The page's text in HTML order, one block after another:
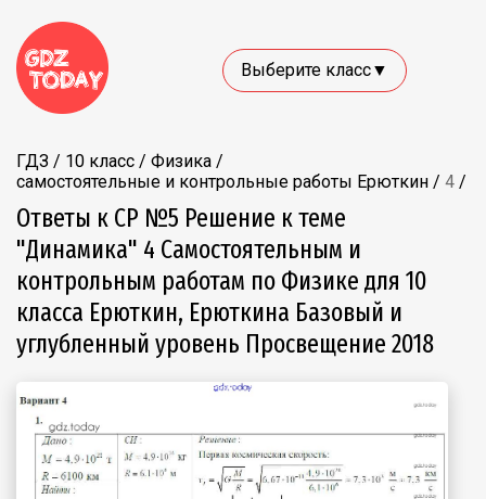
Выберите класс▼
ГДЗ / 10 класс / Физика /
самостоятельные и контрольные работы Ерюткин / 4 /
Ответы к СР №5 Решение к теме
"Динамика" 4 Самостоятельным и
контрольным работам по Физике для 10
класса Ерюткин, Ерюткина Базовый и
углубленный уровень Просвещение 2018